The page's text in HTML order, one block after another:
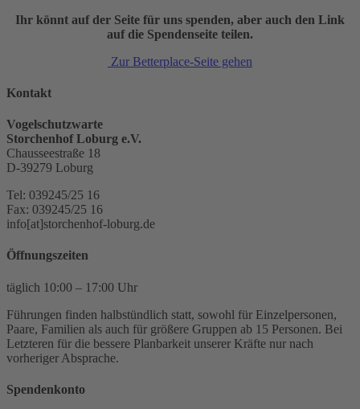
Ihr könnt auf der Seite für uns spenden, aber auch den Link
auf die Spendenseite teilen.
Zur Betterplace-Seite gehen
Kontakt
Vogelschutzwarte
Storchenhof Loburg e.V.
Chausseestraße 18
D-39279 Loburg
Tel: 039245/25 16
Fax: 039245/25 16
info[at]storchenhof-loburg.de
Öffnungszeiten
täglich 10:00 – 17:00 Uhr
Führungen finden halbstündlich statt, sowohl für Einzelpersonen,
Paare, Familien als auch für größere Gruppen ab 15 Personen. Bei
Letzteren für die bessere Planbarkeit unserer Kräfte nur nach
vorheriger Absprache.
Spendenkonto